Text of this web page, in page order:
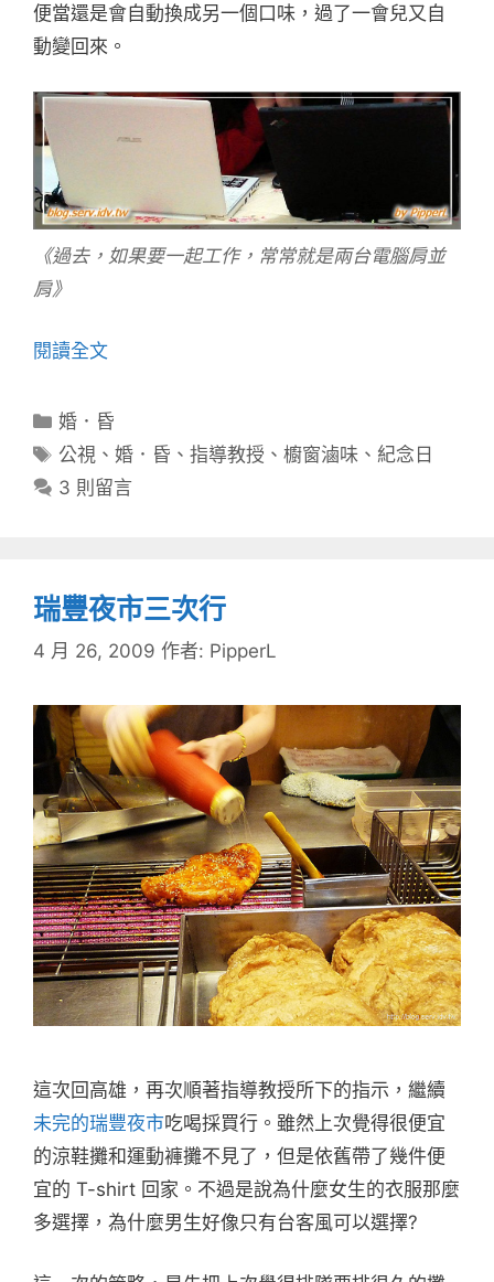
便當還是會自動換成另一個口味，過了一會兒又自
動變回來。
《過去，如果要一起工作，常常就是兩台電腦肩並
肩》
閱讀全文
分
類
婚．昏
標
籤
公視 、婚．昏 、指導教授 、櫥窗滷味 、 紀念日
3 則留言
瑞豐夜市三次行
4 月 26, 2009 作者: PipperL
這次回高雄，再次順著指導教授所下的指示，繼續
未完的瑞豐夜市吃喝採買行。雖然上次覺得很便宜
的涼鞋攤和運動褲攤不見了，但是依舊帶了幾件便
宜的 T-shirt 回家。不過是說為什麼女生的衣服那麼
多選擇，為什麼男生好像只有台客風可以選擇?